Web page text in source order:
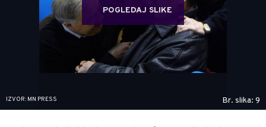
POGLEDAJ SLIKE
IZVOR: MN PRESS Br. slika: 9